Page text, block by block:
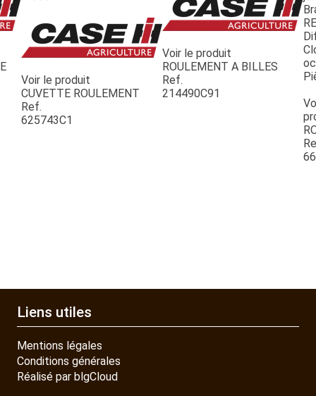
ESPACES VERTS
QUAD SSV UTV
Voir le produit
CUVETTE ROULEMENT
Ref.
625743C1
Voir le produit
ROULEMENT A BILLES
Ref.
214490C91
Liens utiles
Mentions légales
Conditions générales
Réalisé par blgCloud